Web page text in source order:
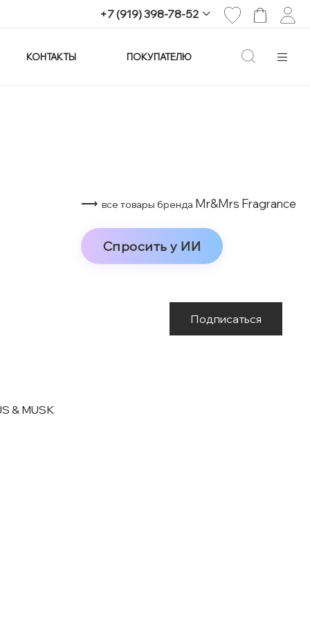
+7 (919) 398-78-52
+7 (919) 398-78-52
КОНТАКТЫ ПОКУПАТЕЛЮ
⟶ все товары бренда Mr&Mrs Fragrance
Спросить у ИИ
Подписаться
& MUSK